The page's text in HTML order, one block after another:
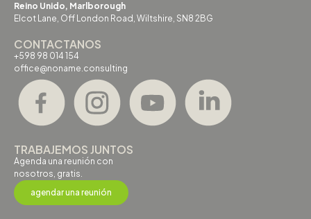
Reino Unido, Marlborough
Elcot Lane, Off London Road, Wiltshire, SN8 2BG
CONTACTANOS
+598 98 014 154
office@noname.consulting
TRABAJEMOS JUNTOS
Agenda una reunión con
nosotros, gratis.
agendar una reunión